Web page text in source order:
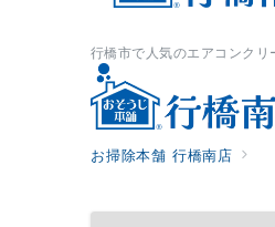
行橋市で人気のエアコンクリ
お掃除本舗 行橋南店